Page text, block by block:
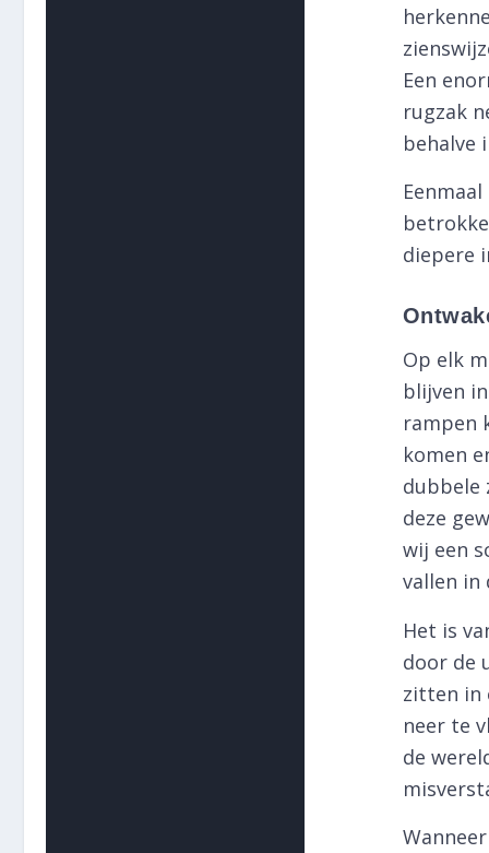
Een
rugzak
behalve
diepere
Op elk
blijven
rampen
komen
dubbele
deze
wij een
vallen in
Het is
door de
zitten in
neer te
de